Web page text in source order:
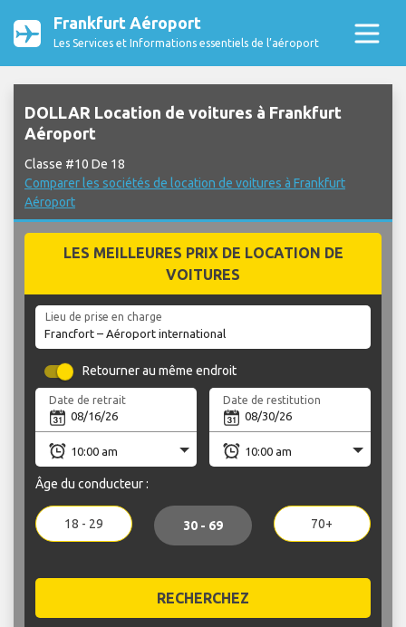
Frankfurt Aéroport
Les Services et Informations essentiels de l’aéroport
DOLLAR Location de voitures à Frankfurt
Aéroport
Classe #10 De 18
Comparer les sociétés de location de voitures à Frankfurt
Aéroport
LES MEILLEURES PRIX DE LOCATION DE
VOITURES
Lieu de prise en charge
Retourner au même endroit
Date de retrait Date de restitution
Âge du conducteur :
18 - 29 30 - 69 70+
RECHERCHEZ